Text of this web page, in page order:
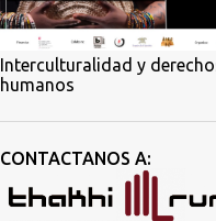
Interculturalidad y
humanos
CONTACTANOS A: